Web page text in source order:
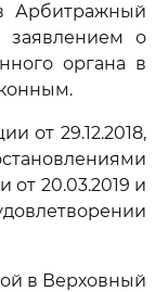
Арбитражный
заявлением о
органа в
от 29.12.2018,
от 20.03.2019 и
в Верховный